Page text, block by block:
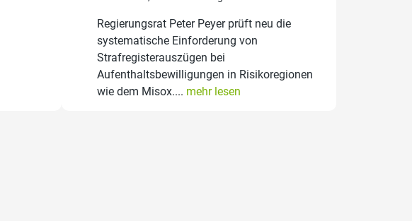
Regierungsrat Peter Peyer prüft neu die
systematische Einforderung von
Strafregisterauszügen bei
Aufenthaltsbewilligungen in Risikoregionen
wie dem Misox.... mehr lesen